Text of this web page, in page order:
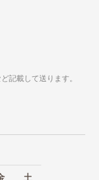
記載して送ります。
土